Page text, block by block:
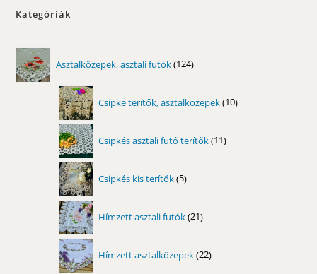
Kategóriák
Asztalközepek, asztali futók 124
termék
Csipke terítők, asztalközepek 10
termék
Csipkés asztali futó terítők 11
termék
Csipkés kis terítők 5
termék
Hímzett asztali futók 21
termék
Hímzett asztalközepek 22
termék